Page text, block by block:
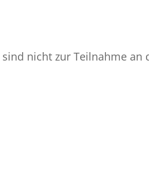
nicht zur Teilnahme an